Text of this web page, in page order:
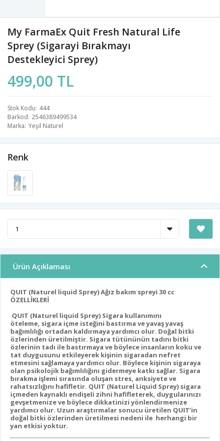
My FarmaEx Quit Fresh Natural Life
Sprey (sigarayi Bırakmayı
Destekleyici Sprey)
499,00 TL
Stok Kodu 444
Barkod 2546389499534
Marka Yeşil Naturel
Renk
Ürün Açıklaması
QUIT (Naturel liquid Sprey) Ağız bakım spreyi 30 cc
ÖZELLİKLERİ
QUIT (Naturel liquid Sprey) Sigara kullanımını
öteleme, sigara içme isteğini bastırma ve yavaş yavaş
bağımlılığı ortadan kaldırmaya yardımcı olur. Doğal bitki
özlerinden üretilmiştir. Sigara tütününün tadını bitki
özlerinin tadı ile bastırmaya ve böylece insanların koku ve
tat duygusunu etkileyerek kişinin sigaradan nefret
etmesini sağlamaya yardımcı olur. Böylece kişinin sigaraya
olan psikolojik bağımlılığını gidermeye katkı sağlar. Sigara
bırakma işlemi sırasında oluşan stres, anksiyete ve
rahatsızlığını hafifletir. QUIT (Naturel Liquid Sprey) sigara
içmeden kaynaklı endişeli zihni hafifleterek, duygularınızı
gevşetmenize ve böylece dikkatinizi yönlendirmenize
yardımcı olur. Uzun araştırmalar sonucu üretilen QUIT’in
doğal bitki özlerinden üretilmesi nedeni ile herhangi bir
yan etkisi yoktur.